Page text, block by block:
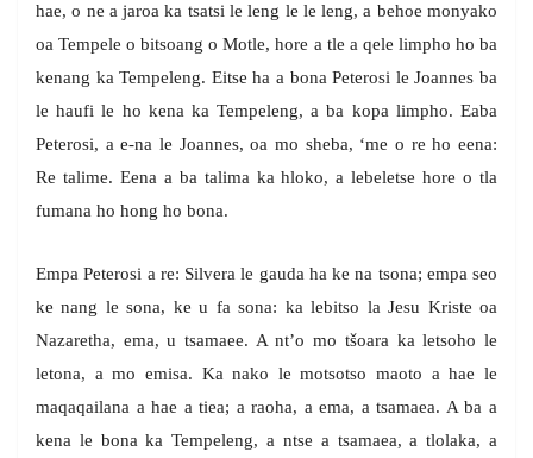
hae, o ne a jaroa ka tsatsi le leng le le leng, a behoe monyako
oa Tempele o bitsoang o Motle, hore a tle a qele limpho ho ba
kenang ka Tempeleng. Eitse ha a bona Peterosi le Joannes ba
le haufi le ho kena ka Tempeleng, a ba kopa limpho. Eaba
Peterosi, a e-na le Joannes, oa mo sheba, ‘me o re ho eena:
Re talime. Eena a ba talima ka hloko, a lebeletse hore o tla
fumana ho hong ho bona.
Empa Peterosi a re: Silvera le gauda ha ke na tsona; empa seo
ke nang le sona, ke u fa sona: ka lebitso la Jesu Kriste oa
Nazaretha, ema, u tsamaee. A nt’o mo tšoara ka letsoho le
letona, a mo emisa. Ka nako le motsotso maoto a hae le
maqaqailana a hae a tiea; a raoha, a ema, a tsamaea. A ba a
kena le bona ka Tempeleng, a ntse a tsamaea, a tlolaka, a